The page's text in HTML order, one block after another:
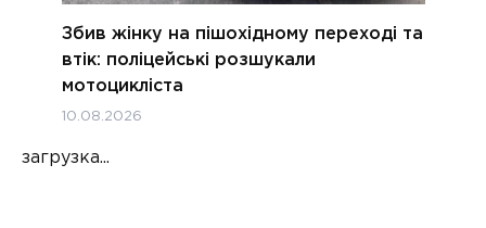
Збив жінку на пішохідному переході та
втік: поліцейські розшукали
мотоцикліста
10.08.2026
загрузка...